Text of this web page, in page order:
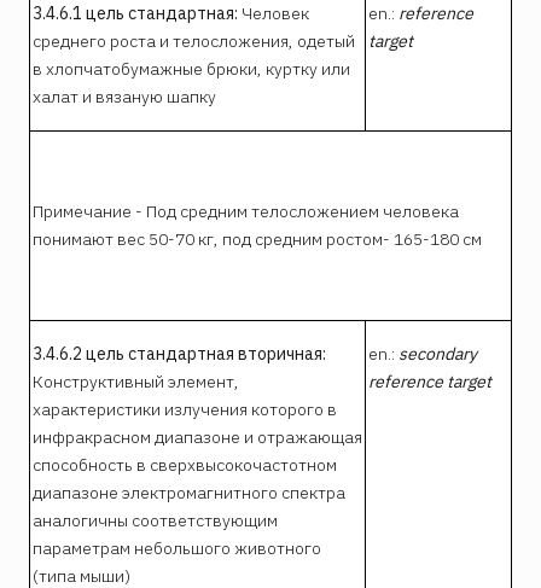
3.4.6.1 цель стандартная: Человек
среднего роста и телосложения, одетый
в хлопчатобумажные брюки, куртку или
халат и вязаную шапку
en.: reference
target
Примечание - Под средним телосложением человека
понимают вес 50-70 кг, под средним ростом- 165-180 см
3.4.6.2 цель стандартная вторичная:
Конструктивный элемент,
характеристики излучения которого в
инфракрасном диапазоне и отражающая
способность в сверхвысокочастотном
диапазоне электромагнитного спектра
аналогичны соответствующим
параметрам небольшого животного
(типа мыши)
en.: secondary
reference target